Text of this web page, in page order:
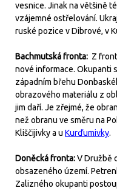
vesnice. Jinak na většině
vzájemné ostřelování.
ruské pozice v Dibrové, v
Bachmutská fronta: Z
nové informace. Okupanti
západním břehu
obrazového materiálu z
jim daří. Je zřejmé, že
než obranu ve směru na
Kliščijivky a u Kurďumivky.
Doněcká fronta:V Družbě
obsazeného území.
Zalizného okupanti